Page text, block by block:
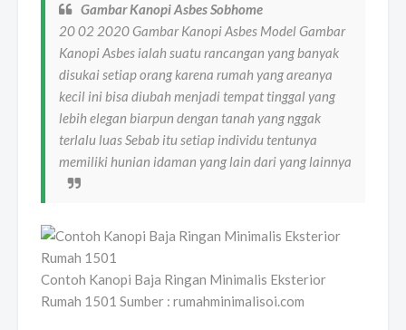
Gambar Kanopi Asbes Sobhome
20 02 2020 Gambar Kanopi Asbes Model Gambar
Kanopi Asbes ialah suatu rancangan yang banyak
disukai setiap orang karena rumah yang areanya
kecil ini bisa diubah menjadi tempat tinggal yang
lebih elegan biarpun dengan tanah yang nggak
terlalu luas Sebab itu setiap individu tentunya
memiliki hunian idaman yang lain dari yang lainnya
Contoh Kanopi Baja Ringan Minimalis Eksterior
Rumah 1501 Sumber : rumahminimalisoi.com